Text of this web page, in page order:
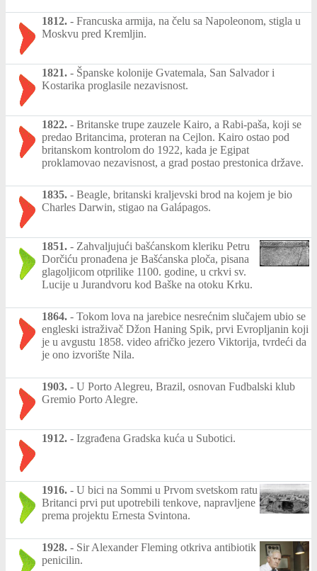
1812. - Francuska armija, na čelu sa Napoleonom, stigla u
Moskvu pred Kremljin.
1821. - Španske kolonije Gvatemala, San Salvador i
Kostarika proglasile nezavisnost.
1822. - Britanske trupe zauzele Kairo, a Rabi-paša, koji se
predao Britancima, proteran na Cejlon. Kairo ostao pod
britanskom kontrolom do 1922, kada je Egipat
proklamovao nezavisnost, a grad postao prestonica države.
1835. - Beagle, britanski kraljevski brod na kojem je bio
Charles Darwin, stigao na Galápagos.
1851. - Zahvaljujući bašćanskom kleriku Petru
Dorčiću pronađena je Bašćanska ploča, pisana
glagoljicom otprilike 1100. godine, u crkvi sv.
Lucije u Jurandvoru kod Baške na otoku Krku.
1864. - Tokom lova na jarebice nesrećnim slučajem ubio se
engleski istraživač Džon Haning Spik, prvi Evropljanin koji
je u avgustu 1858. video afričko jezero Viktorija, tvrdeći da
je ono izvorište Nila.
1903. - U Porto Alegreu, Brazil, osnovan Fudbalski klub
Gremio Porto Alegre.
1912. - Izgrađena Gradska kuća u Subotici.
1916. - U bici na Sommi u Prvom svetskom ratu
Britanci prvi put upotrebili tenkove, napravljene
prema projektu Ernesta Svintona.
1928. - Sir Alexander Fleming otkriva antibiotik
penicilin.